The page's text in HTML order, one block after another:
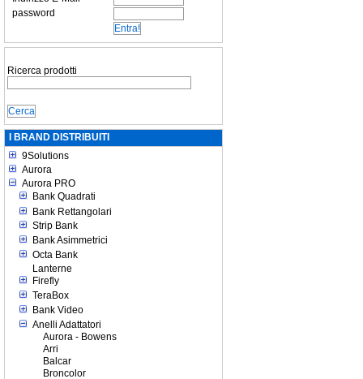
password
Ricerca prodotti
I BRAND DISTRIBUITI
9Solutions
Aurora
Aurora PRO
Bank Quadrati
Bank Rettangolari
Strip Bank
Bank Asimmetrici
Octa Bank
Lanterne
Firefly
TeraBox
Bank Video
Anelli Adattatori
Aurora - Bowens
Arri
Balcar
Broncolor